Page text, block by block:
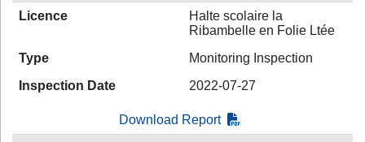
Licence
Halte scolaire la
Ribambelle en Folie Ltée
Type
Monitoring Inspection
Inspection Date
2022-07-27
Download Report